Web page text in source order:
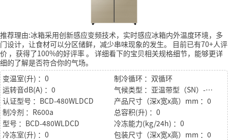
推荐理由:冰箱采用创新感应变频技术，实时感应冰箱内外温度环境，多
门设计，让食材可以分区储鲜，减少串味现象的发生。
目前已有70+人评
价 ，获得了100%的好评率。 详细看下的宝贝相关规格细节，能够更详
细的了解是否符合你的气场。
变温室(升) ：0
制冷循环 ：双循环
运转音dB(A) ：0
气候类型 ：亚温带型（SN）-温带型（N）-亚热带型（ST）
认证型号 ：BCD-480WLDCD
产品尺寸（深x宽x高）mm ：0
制冷剂 ：R600a
总容积(升) ：0
型号 ：BCD-480WLDCD
冷冻能力(kg/24h) ：0
冷冻室(升) ：0
包装尺寸（深x宽x高）mm ：0